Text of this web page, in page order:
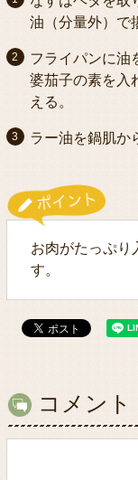
油（分量外）で
フライパンに油
婆茄子の素を入
える。
ラー油を鍋肌か
お肉がたっぷり
す。
コメント